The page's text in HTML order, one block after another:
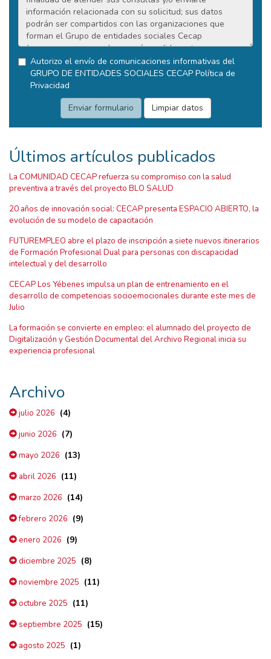
Autorizo el envío de comunicaciones informativas del
GRUPO DE ENTIDADES SOCIALES CECAP Política de
Privacidad
Últimos artículos publicados
La COMUNIDAD CECAP refuerza su compromiso con la salud
preventiva a través del proyecto BLO SALUD
20 años de innovación social: CECAP presenta ESPACIO ABIERTO, la
evolución de su modelo de capacitación
FUTUREMPLEO abre el plazo de inscripción a siete nuevos itinerarios
de Formación Profesional Dual para personas con discapacidad
intelectual y del desarrollo
CECAP Los Yébenes impulsa un plan de entrenamiento en el
desarrollo de competencias socioemocionales durante este mes de
Julio
La formación se convierte en empleo: el alumnado del proyecto de
Digitalización y Gestión Documental del Archivo Regional inicia su
experiencia profesional
Archivo
julio 2026 (4)
junio 2026 (7)
mayo 2026 (13)
abril 2026 (11)
marzo 2026 (14)
febrero 2026 (9)
enero 2026 (9)
diciembre 2025 (8)
noviembre 2025 (11)
octubre 2025 (11)
septiembre 2025 (15)
agosto 2025 (1)